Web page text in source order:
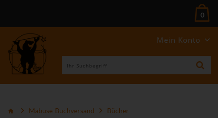
Mein Konto
0
Mabuse-Buchversand
Bücher